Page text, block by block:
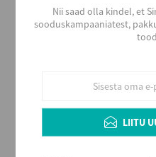
Valge
Stiil
Kerge ja
0,75
Kogus kastis
Nii saad olla kindel, et
sooduskampaaniatest,
LIITU